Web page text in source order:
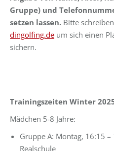
Gruppe) und
setzen lassen. Bitte
dingolfing.de um sich einen
sichern.
Trainingszeiten Winter
Mädchen 5-8 Jahre:
Gruppe A: Montag, 16:15
Realschule